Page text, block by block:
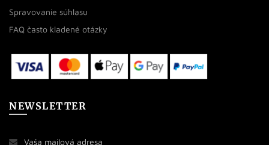
Spravovanie súhlasu
FAQ často kladené otázky
NEWSLETTER